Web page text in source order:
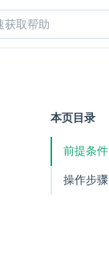
本页目录
前提条件
操作步骤